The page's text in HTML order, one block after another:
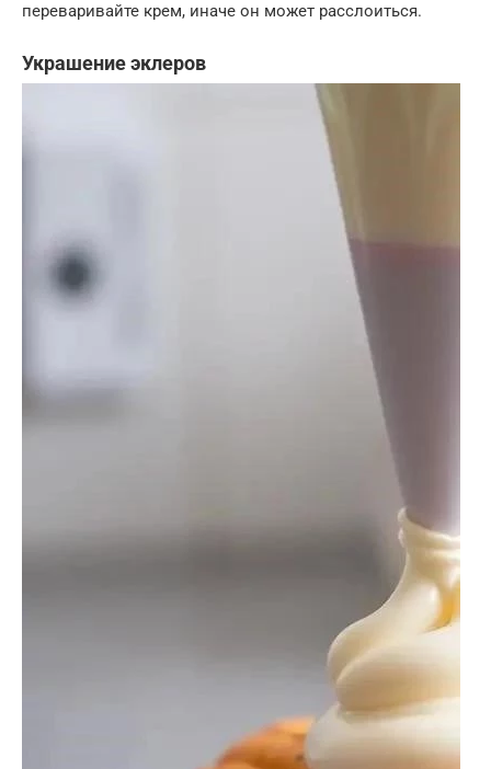
переваривайте крем, иначе он может расслоиться.
Украшение эклеров